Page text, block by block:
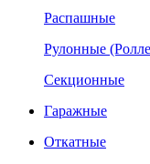
Распашные
Рулонные
Секционные
Гаражные
Откатные